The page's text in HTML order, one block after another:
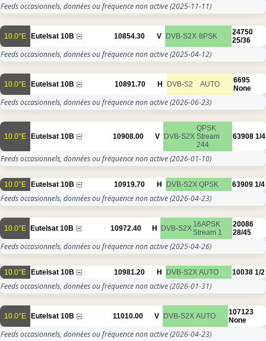
Feeds occasionnels, données ou fréquence non active(2025-11-11)
10.0°E Eutelsat 10B 10854.30 V DVB-S2X 8PSK
24750
25/36
Feeds occasionnels, données ou fréquence non active(2025-04-12)
10.0°E Eutelsat 10B 10891.70 H DVB-S2 AUTO
6695
None
Feeds occasionnels, données ou fréquence non active(2026-06-23)
10.0°E Eutelsat 10B 10908.00 V DVB-S2X
QPSK
Stream
244
63908 1/4
Feeds occasionnels, données ou fréquence non active(2026-01-10)
10.0°E Eutelsat 10B 10919.70 H DVB-S2X QPSK 63909 1/4
Feeds occasionnels, données ou fréquence non active(2026-04-23)
10.0°E Eutelsat 10B 10972.40 H DVB-S2X 16APSK
Stream 1
20086
28/45
Feeds occasionnels, données ou fréquence non active(2025-04-26)
10.0°E Eutelsat 10B 10981.20 H DVB-S2X AUTO 10038 1/2
Feeds occasionnels, données ou fréquence non active(2026-01-31)
10.0°E Eutelsat 10B 11010.00 V DVB-S2X AUTO
107123
None
Feeds occasionnels, données ou fréquence non active(2026-04-23)